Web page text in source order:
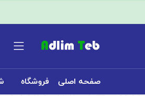
صفحه اصلی فروشگاه